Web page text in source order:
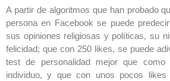
A partir de algoritmos que han probado
persona en Facebook se puede
sus opiniones religiosas y políticas, su
felicidad; que con 250 likes, se puede
test de personalidad mejor que
individuo, y que con unos pocos likes